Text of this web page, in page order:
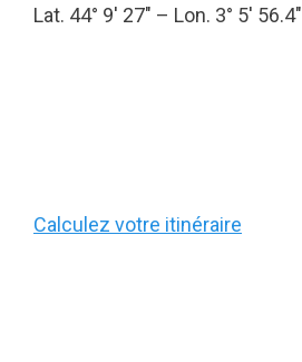
Lat. 44° 9′ 27″ – Lon. 3° 5′ 56.4″
Calculez votre itinéraire